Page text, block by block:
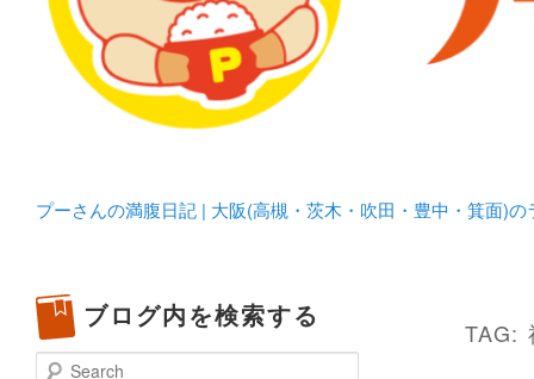
プーさんの満腹日記 | 大阪(高槻・茨木・吹田・豊中・箕面)
TAG:
ブログ内を検索する
Search